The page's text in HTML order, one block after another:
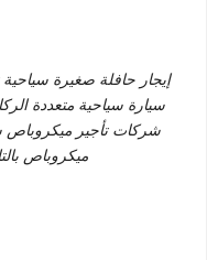
إيجار حافلة صغيرة سياحية
سيارة سياحية متعددة
شركات تأجير ميكروباص
ميكروباص